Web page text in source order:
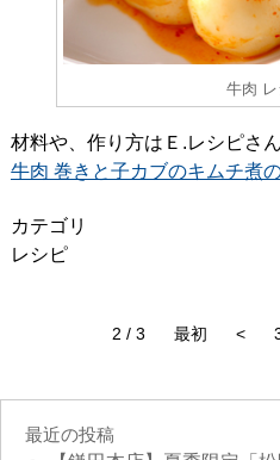
牛肉
材料や、作り方はＥ.レシピさ
牛肉 巻きと子カブのキムチ煮
カテゴリ
レシピ
2 / 3 最初 <
最近の投稿